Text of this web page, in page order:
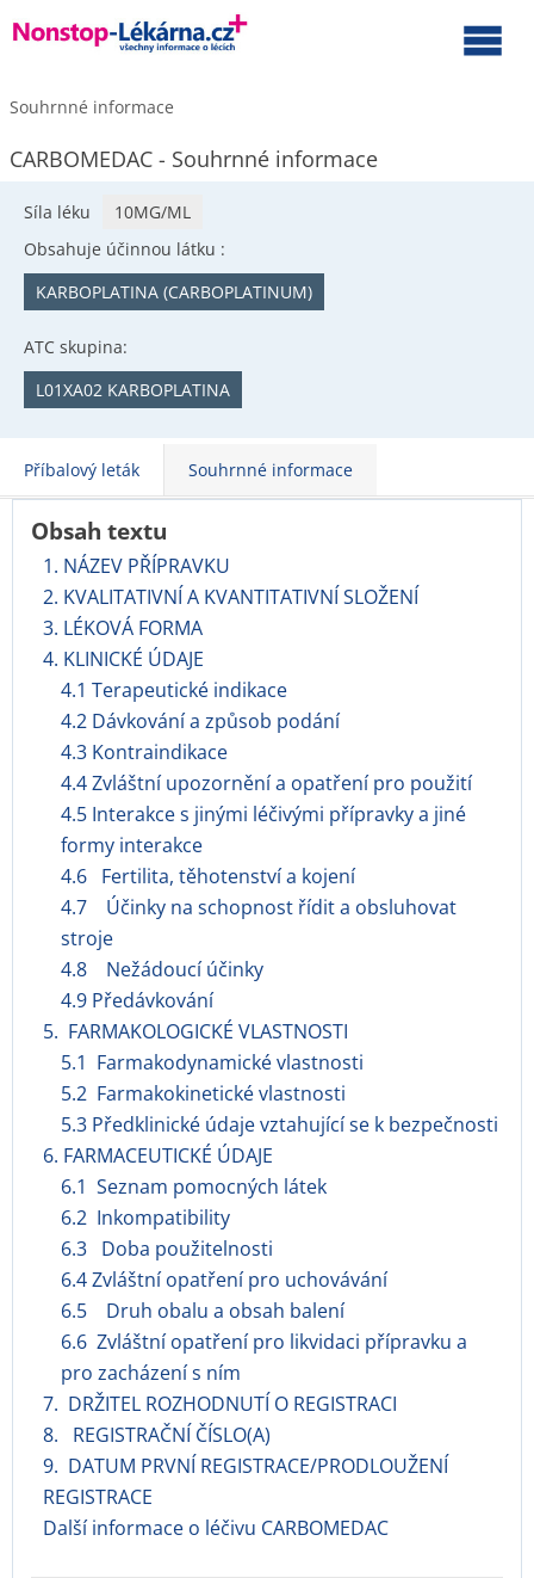
Souhrnné informace
CARBOMEDAC - Souhrnné informace
Síla léku
10MG/ML
Obsahuje účinnou látku :
KARBOPLATINA (CARBOPLATINUM)
ATC skupina:
L01XA02 KARBOPLATINA
Příbalový leták Souhrnné informace
Obsah textu
1. NÁZEV PŘÍPRAVKU
2. KVALITATIVNÍ A KVANTITATIVNÍ SLOŽENÍ
3. LÉKOVÁ FORMA
4. KLINICKÉ ÚDAJE
4.1 Terapeutické indikace
4.2 Dávkování a způsob podání
4.3 Kontraindikace
4.4 Zvláštní upozornění a opatření pro použití
4.5 Interakce s jinými léčivými přípravky a jiné
formy interakce
4.6 Fertilita, těhotenství a kojení
4.7 Účinky na schopnost řídit a obsluhovat
stroje
4.8 Nežádoucí účinky
4.9 Předávkování
5. FARMAKOLOGICKÉ VLASTNOSTI
5.1 Farmakodynamické vlastnosti
5.2 Farmakokinetické vlastnosti
5.3 Předklinické údaje vztahující se k bezpečnosti
6. FARMACEUTICKÉ ÚDAJE
6.1 Seznam pomocných látek
6.2 Inkompatibility
6.3 Doba použitelnosti
6.4 Zvláštní opatření pro uchovávání
6.5 Druh obalu a obsah balení
6.6 Zvláštní opatření pro likvidaci přípravku a
pro zacházení s ním
7. DRŽITEL ROZHODNUTÍ O REGISTRACI
8. REGISTRAČNÍ ČÍSLO(A)
9. DATUM PRVNÍ REGISTRACE/PRODLOUŽENÍ
REGISTRACE
Další informace o léčivu CARBOMEDAC